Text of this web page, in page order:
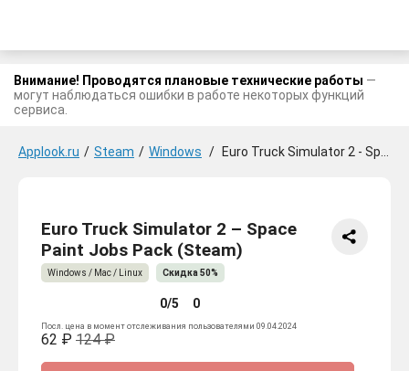
Внимание! Проводятся плановые технические работы —
могут наблюдаться ошибки в работе некоторых функций
сервиса.
Applook.ru / Steam / Windows / Euro Truck Simulator 2 - Space Paint Jobs Pack
Euro Truck Simulator 2 – Space
Paint Jobs Pack (Steam)
Windows / Mac / Linux Скидка 50%
0/5 0
Посл. цена в момент отслеживания пользователями 09.04.2024
62 ₽ 124 ₽